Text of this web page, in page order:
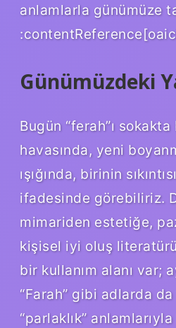
anlamlarla günümüze
Günümüzdeki
Bugün “ferah”ı
havasında, yeni
ışığında, birinin
ifadesinde görebiliriz.
mimariden estetiğe,
kişisel iyi oluş
bir kullanım alanı var;
“Farah” gibi adlarda
“parlaklık” anlamlarıyla